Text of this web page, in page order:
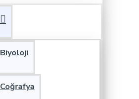
Biyoloji
Coğrafya